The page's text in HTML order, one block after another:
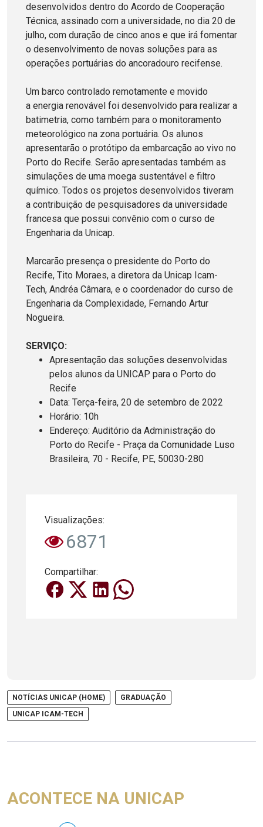
desenvolvidos dentro do Acordo de Cooperação
Técnica, assinado com a universidade, no dia 20 de
julho, com duração de cinco anos e que irá fomentar
o desenvolvimento de novas soluções para as
operações portuárias do ancoradouro recifense.
Um barco controlado remotamente e movido
a energia renovável foi desenvolvido para realizar a
batimetria, como também para o monitoramento
meteorológico na zona portuária. Os alunos
apresentarão o protótipo da embarcação ao vivo no
Porto do Recife. Serão apresentadas também as
simulações de uma moega sustentável e filtro
químico. Todos os projetos desenvolvidos tiveram
a contribuição de pesquisadores da universidade
francesa que possui convênio com o curso de
Engenharia da Unicap.
Marcarão presença o presidente do Porto do
Recife, Tito Moraes, a diretora da Unicap Icam-
Tech, Andréa Câmara, e o coordenador do curso de
Engenharia da Complexidade, Fernando Artur
Nogueira.
SERVIÇO:
Apresentação das soluções desenvolvidas
pelos alunos da UNICAP para o Porto do
Recife
Data: Terça-feira, 20 de setembro de 2022
Horário: 10h
Endereço: Auditório da Administração do
Porto do Recife - Praça da Comunidade Luso
Brasileira, 70 - Recife, PE, 50030-280
Visualizações:
6871
Compartilhar:
NOTÍCIAS UNICAP (HOME)
GRADUAÇÃO
UNICAP ICAM-TECH
ACONTECE NA UNICAP